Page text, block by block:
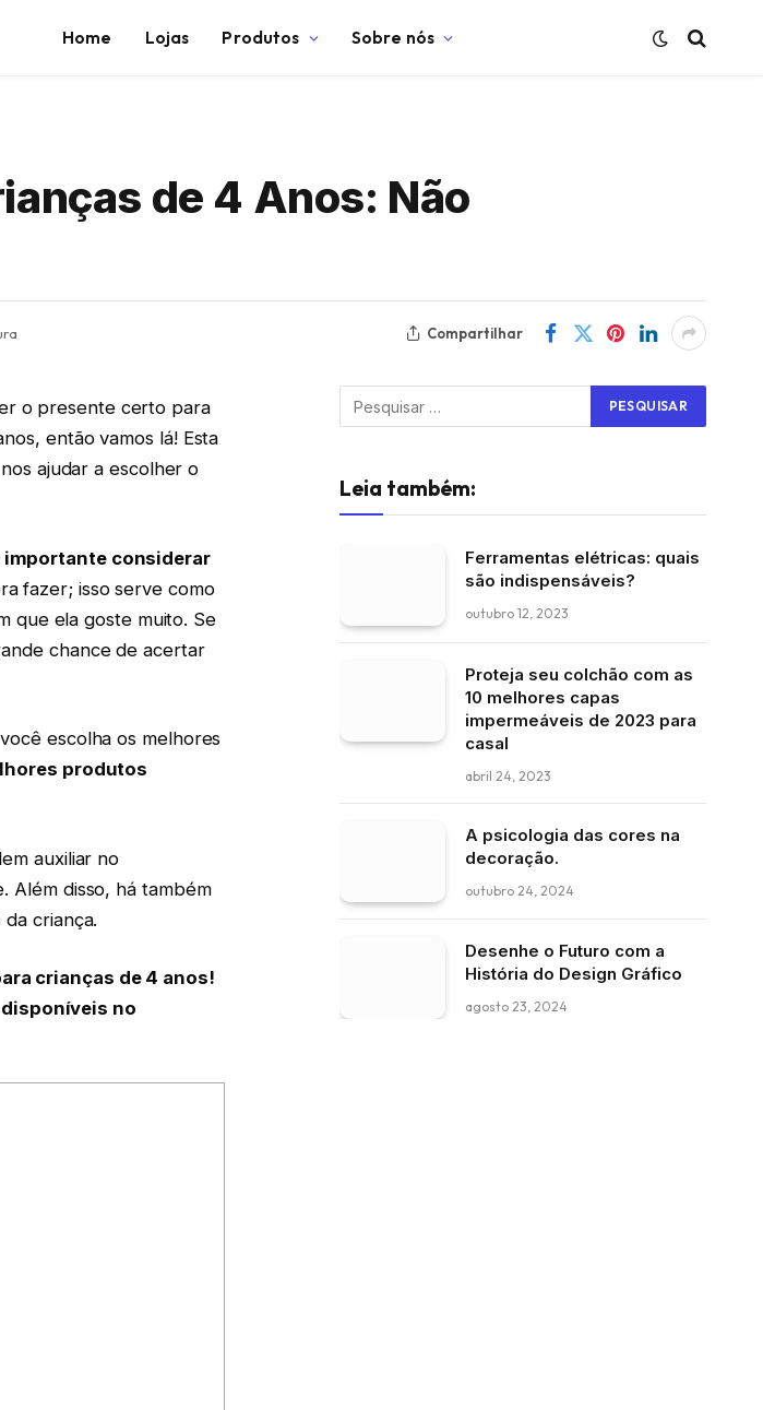
Home Lojas Produtos Sobre nós
de 4 Anos: Não
Compartilhar
o presente certo para
então vamos lá! Esta
ajudar a escolher o
importante considerar
fazer; isso serve como
que ela goste muito. Se
chance de acertar
escolha os melhores
produtos
auxiliar no
Além disso, há também
criança.
crianças de 4 anos!
no
Leia também:
Ferramentas elétricas: quais
são indispensáveis?
outubro 12, 2023
Proteja seu colchão com as
10 melhores capas
impermeáveis de 2023 para
casal
abril 24, 2023
A psicologia das cores na
decoração.
outubro 24, 2024
Desenhe o Futuro com a
História do Design Gráfico
agosto 23, 2024